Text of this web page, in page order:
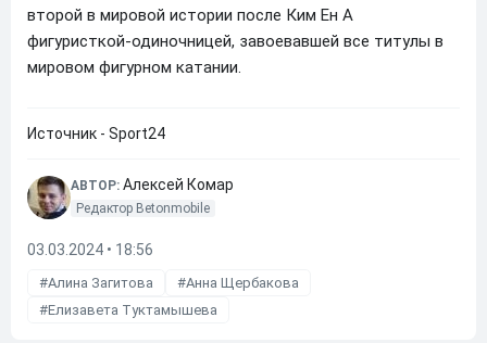
второй в мировой истории после Ким Ен А
фигуристкой-одиночницей, завоевавшей все титулы в
мировом фигурном катании.
Источник - Sport24
АВТОР: Алексей Комар
Редактор Betonmobile
03.03.2024 • 18:56
Алина Загитова
Анна Щербакова
Елизавета Туктамышева